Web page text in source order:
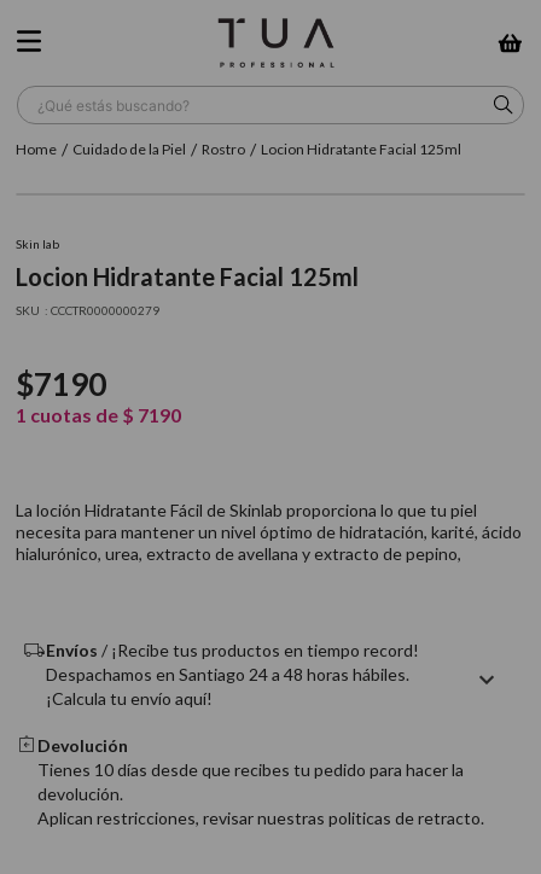
¿Qué estás buscando?
Cuidado de la Piel Rostro Locion Hidratante Facial 125ml
Skin lab
Locion Hidratante Facial 125ml
: CCCTR0000000279
$7190
1 cuotas de $ 7190
La loción Hidratante Fácil de Skinlab proporciona lo que tu piel
necesita para mantener un nivel óptimo de hidratación, karité, ácido
hialurónico, urea, extracto de avellana y extracto de pepino,
Envíos / ¡Recibe tus productos en tiempo record!
Despachamos en Santiago 24 a 48 horas hábiles.
¡Calcula tu envío aquí!
Devolución
Tienes 10 días desde que recibes tu pedido para hacer la
devolución.
Aplican restricciones, revisar nuestras politicas de retracto.
TÉRMINOS MÁS BUSCADOS
5 cepillo
6. gama
8. loreal
9. acondicionador